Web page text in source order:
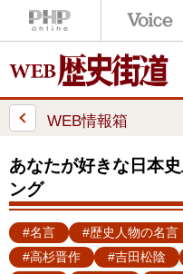
WEB情報箱
あなたが好きな日本
ング
#名言 #歴史人物の名言
#高杉晋作
#吉田松陰